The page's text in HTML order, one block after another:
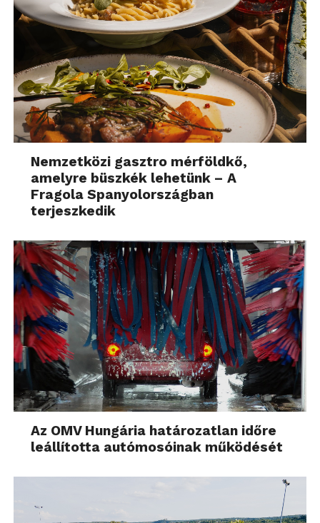
Nemzetközi gasztro mérföldkő,
amelyre büszkék lehetünk – A
Fragola Spanyolországban
terjeszkedik
Az OMV Hungária határozatlan időre
leállította autómosóinak működését